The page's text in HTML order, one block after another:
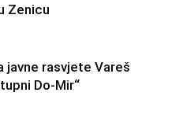
Zenicu
javne rasvjete Vareš
Do-Mir“